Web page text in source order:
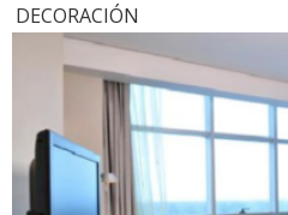
DECORACIÓN